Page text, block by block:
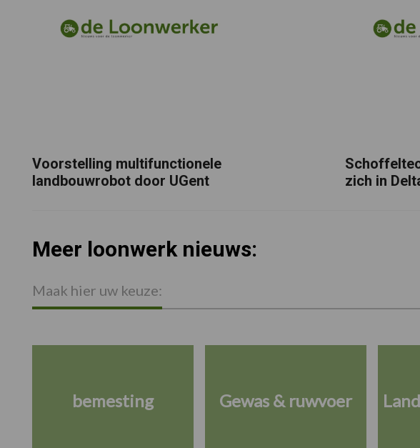
Voorstelling multifunctionele
landbouwrobot door UGent
zich in
Meer loonwerk nieuws:
Maak hier uw keuze:
bemesting Gewas & ruwvoer